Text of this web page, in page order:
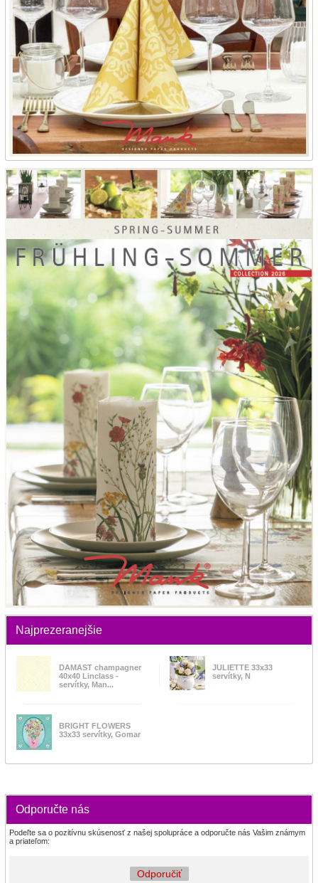
Najprezeranejšie
DAMAST champagner
40x40 Linclass -
servítky, Man...
JULIETTE 33x33
servítky, N
BRIGHT FLOWERS
33x33 servítky, Gomar
Odporučte nás
Podeľte sa o pozitívnu skúsenosť z našej spolupráce a odporučte nás Vašim známym
a priateľom:
Odporučiť